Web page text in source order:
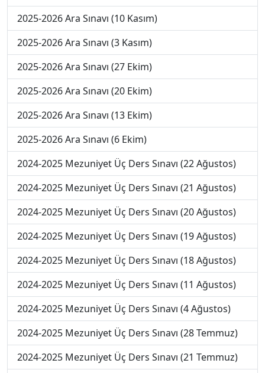
2025-2026 Ara Sınavı (10 Kasım)
2025-2026 Ara Sınavı (3 Kasım)
2025-2026 Ara Sınavı (27 Ekim)
2025-2026 Ara Sınavı (20 Ekim)
2025-2026 Ara Sınavı (13 Ekim)
2025-2026 Ara Sınavı (6 Ekim)
2024-2025 Mezuniyet Üç Ders Sınavı (22 Ağustos)
2024-2025 Mezuniyet Üç Ders Sınavı (21 Ağustos)
2024-2025 Mezuniyet Üç Ders Sınavı (20 Ağustos)
2024-2025 Mezuniyet Üç Ders Sınavı (19 Ağustos)
2024-2025 Mezuniyet Üç Ders Sınavı (18 Ağustos)
2024-2025 Mezuniyet Üç Ders Sınavı (11 Ağustos)
2024-2025 Mezuniyet Üç Ders Sınavı (4 Ağustos)
2024-2025 Mezuniyet Üç Ders Sınavı (28 Temmuz)
2024-2025 Mezuniyet Üç Ders Sınavı (21 Temmuz)